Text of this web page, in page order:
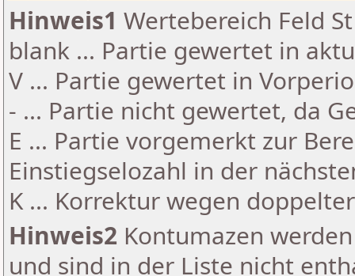
Hinweis1 Wertebereich Feld
blank ... Partie gewertet in
V ... Partie gewertet in
- ... Partie nicht gewertet, da
E ... Partie vorgemerkt zur
Einstiegselozahl in der
K ... Korrektur wegen
Hinweis2 Kontumazen
und sind in der Liste nicht